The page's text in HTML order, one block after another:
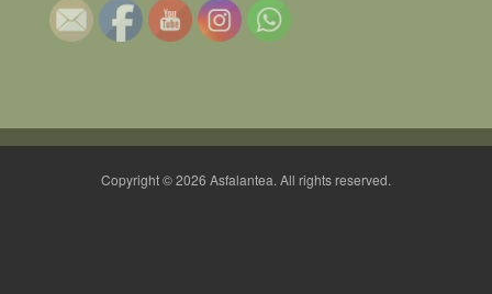
Copyright © 2026 Asfalantea. All rights reserved.